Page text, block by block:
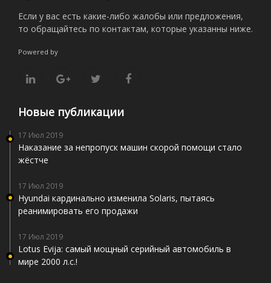
Если у вас есть какие-либо жалобы или предложения,
то обращайтесь по контактам, которые указанны ниже.
Powered by
Новые публикации
17 Июл 2019
Наказание за непропуск машин скорой помощи стало
жёстче
17 Июл 2019
Hyundai кардинально изменила Solaris, пытаясь
реанимировать его продажи
17 Июл 2019
Lotus Evija: самый мощный серийный автомобиль в
мире 2000 л.с.!